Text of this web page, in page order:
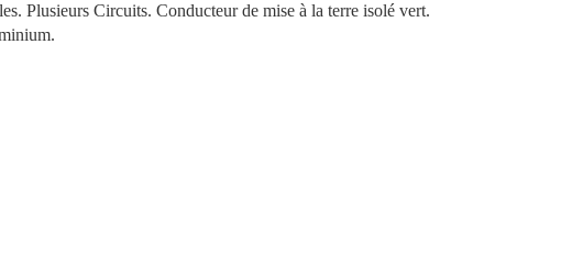
Plusieurs Circuits. Conducteur de mise à la terre isolé vert.